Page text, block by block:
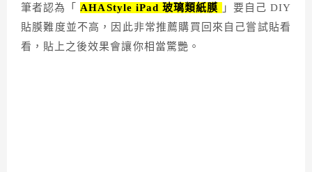
筆者認為「 AHAStyle iPad 玻璃類紙膜
」要自己 DIY
貼膜難度並不高，因此非常推薦購買回來自己嘗試貼看
看，貼上之後效果會讓你相當驚艷。